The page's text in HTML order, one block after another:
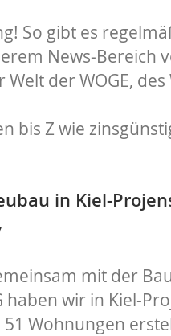
So gibt es
News-Bereich
der WOGE,
bis Z wie
in Kiel-
mit der
haben wir in Kiel-
51 Wohnungen